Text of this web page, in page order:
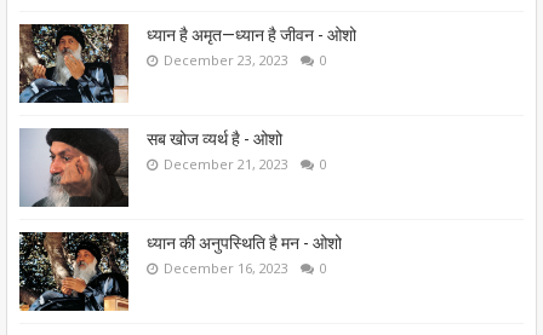
ध्यान है अमृत—ध्यान है जीवन - ओशो
December 23, 2023 0
सब खोज व्यर्थ है - ओशो
December 21, 2023 0
ध्यान की अनुपस्थिति है मन - ओशो
December 16, 2023 0